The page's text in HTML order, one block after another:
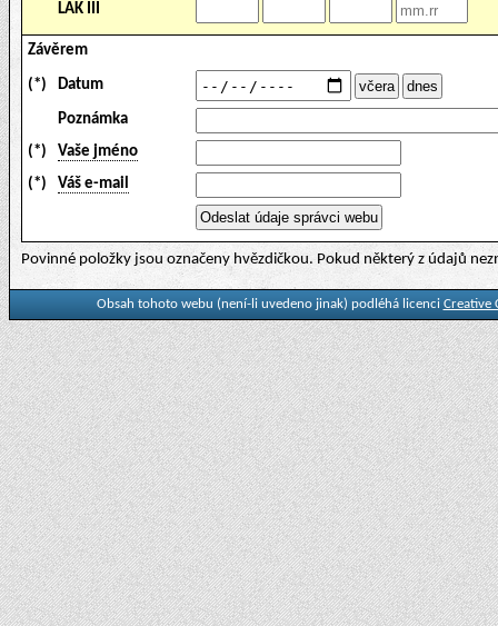
LAK III
Závěrem
(*) Datum
Poznámka
(*)
Vaše jméno
(*)
Váš e-mail
Povinné položky jsou označeny hvězdičkou. Pokud některý z údajů
Obsah tohoto webu (není-li uvedeno jinak) podléhá licenci Creative